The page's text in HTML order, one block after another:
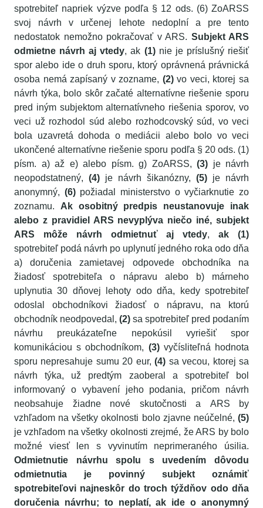
spotrebiteľ napriek výzve podľa § 12 ods. (6) ZoARSS
svoj návrh v určenej lehote nedoplní a pre tento
nedostatok nemožno pokračovať v ARS. Subjekt ARS
odmietne návrh aj vtedy, ak (1) nie je príslušný riešiť
spor alebo ide o druh sporu, ktorý oprávnená právnická
osoba nemá zapísaný v zozname, (2)vo veci, ktorej sa
návrh týka, bolo skôr začaté alternatívne riešenie sporu
pred iným subjektom alternatívneho riešenia sporov, vo
veci už rozhodol súd alebo rozhodcovský súd, vo veci
bola uzavretá dohoda o mediácii alebo bolo vo veci
ukončené alternatívne riešenie sporu podľa § 20 ods. (1)
písm. a) až e) alebo písm. g) ZoARSS, (3) je návrh
neopodstatnený, (4) je návrh šikanózny, (5) je návrh
anonymný, (6)požiadal ministerstvo o vyčiarknutie zo
zoznamu. Ak osobitný predpis neustanovuje inak
alebo z pravidiel ARS nevyplýva niečo iné, subjekt
ARS môže návrh odmietnuť aj vtedy,ak
(1)
spotrebiteľ podá návrh po uplynutí jedného roka odo dňa
a) doručenia zamietavej odpovede obchodníka na
žiadosť spotrebiteľa o nápravu alebo b) márneho
uplynutia 30 dňovej lehoty odo dňa, kedy spotrebiteľ
odoslal obchodníkovi žiadosť o nápravu, na ktorú
obchodník neodpovedal, (2) sa spotrebiteľ pred podaním
návrhu preukázateľne nepokúsil vyriešiť spor
komunikáciou s obchodníkom, (3)vyčísliteľná hodnota
sporu nepresahuje sumu 20 eur,(4) sa vecou, ktorej sa
návrh týka, už predtým zaoberal a spotrebiteľ bol
informovaný o vybavení jeho podania, pričom návrh
neobsahuje žiadne nové skutočnosti a ARS by
vzhľadom na všetky okolnosti bolo zjavne neúčelné, (5)
je vzhľadom na všetky okolnosti zrejmé, že ARS by bolo
možné viesť len s vyvinutím neprimeraného úsilia.
Odmietnutie návrhu spolu s uvedením dôvodu
odmietnutia je povinný subjekt oznámiť
spotrebiteľovi najneskôr do troch týždňov odo dňa
doručenia návrhu; to neplatí, ak ide o anonymný